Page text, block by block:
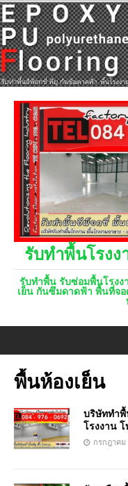
รับทำพื้นโรงง
รับทำพื้น รับซ่อมพื้นโรง
เย็น กันซึมดาดฟ้า พื้นที่จ
พื้นห้องเย็น
บริษัททำ
โรงงาน
กรกฎาคม